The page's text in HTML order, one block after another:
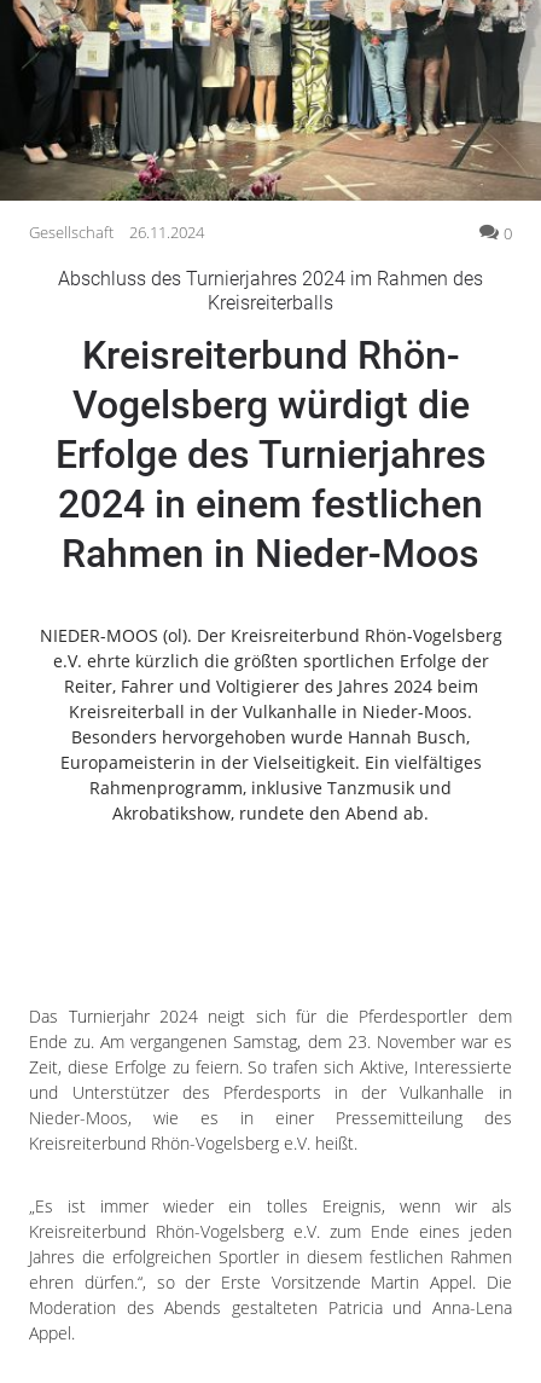
Gesundheit
Kultur
Lifestyle
Wirtschaft
Vogelsberg
Alsfeld
Romrod
Homberg
Ohm
Schotten
Schlitz
Antrifttal
Feldatal
Freiensteinau
Grebenau
Grebenhain
Herbstein
Kirtorf
Lautertal
Mücke
Schwalmtal
Gießen
Impressum
Datenschutzerklärung
Gesellschaft 26.11.2024 0
Abschluss des Turnierjahres 2024 im Rahmen des
Kreisreiterballs
Kreisreiterbund Rhön-
Vogelsberg würdigt die
Erfolge des Turnierjahres
2024 in einem festlichen
Rahmen in Nieder-Moos
NIEDER-MOOS (ol). Der Kreisreiterbund Rhön-Vogelsberg
e.V. ehrte kürzlich die größten sportlichen Erfolge der
Reiter, Fahrer und Voltigierer des Jahres 2024 beim
Kreisreiterball in der Vulkanhalle in Nieder-Moos.
Besonders hervorgehoben wurde Hannah Busch,
Europameisterin in der Vielseitigkeit. Ein vielfältiges
Rahmenprogramm, inklusive Tanzmusik und
Akrobatikshow, rundete den Abend ab.
Das Turnierjahr 2024 neigt sich für die Pferdesportler dem
Ende zu. Am vergangenen Samstag, dem 23. November war es
Zeit, diese Erfolge zu feiern. So trafen sich Aktive, Interessierte
und Unterstützer des Pferdesports in der Vulkanhalle in
Nieder-Moos, wie es in einer Pressemitteilung des
Kreisreiterbund Rhön-Vogelsberg e.V. heißt.
„Es ist immer wieder ein tolles Ereignis, wenn wir als
Kreisreiterbund Rhön-Vogelsberg e.V. zum Ende eines jeden
Jahres die erfolgreichen Sportler in diesem festlichen Rahmen
ehren dürfen.“, so der Erste Vorsitzende Martin Appel. Die
Moderation des Abends gestalteten Patricia und Anna-Lena
Appel.